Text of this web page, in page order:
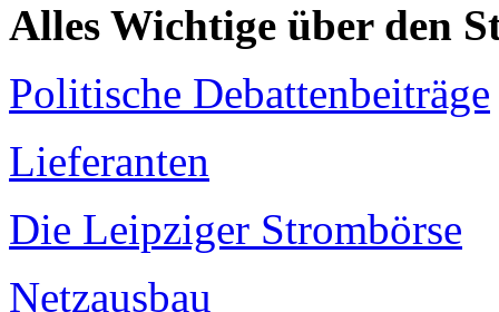
Alles Wichtige über den
Politische Debattenbeiträge
Lieferanten
Die Leipziger Strombörse
Netzausbau